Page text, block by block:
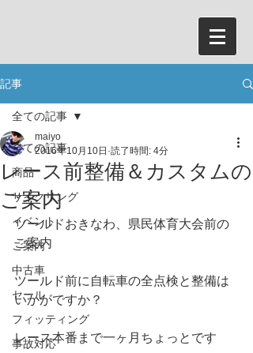
記事
全ての記事
商品
サイクリング
イベント
ご案内
中古車
セール
フィッティング
事故対応
全ての記事
レース前整備＆カスタムの
ご案内
maiyo
2016年10月10日 読了時間: 4分
ツールドおきなわ、県民体育大会前の
ご案内
ツールド前に自転車の全点検と整備は
いかがですか？
レース本番まで一ヶ月ちょっとです